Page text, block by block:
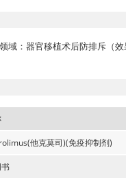
域：器官移植术后防排斥（
他克莫司)(免疫抑制剂)